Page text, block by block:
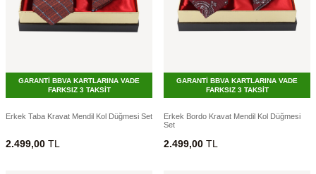
GARANTİ BBVA KARTLARINA VADE
FARKSIZ 3 TAKSİT
Erkek Taba Kravat Mendil Kol Düğmesi Set
2.499,00 TL
GARANTİ BBVA KARTLARINA VADE
FARKSIZ 3 TAKSİT
Erkek Bordo Kravat Mendil Kol Düğmesi
Set
2.499,00 TL